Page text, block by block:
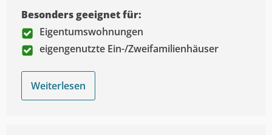
Besonders geeignet für:
Eigentumswohnungen
eigengenutzte Ein-/Zweifamilienhäuser
Weiterlesen